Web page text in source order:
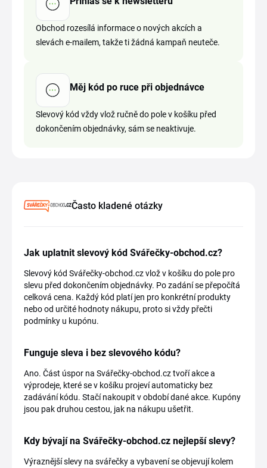
Obchod rozesílá informace o nových akcích a
slevách e-mailem, takže ti žádná kampaň neuteče.
Měj kód po ruce při objednávce
Slevový kód vždy vlož ručně do pole v košíku před
dokončením objednávky, sám se neaktivuje.
Často kladené otázky
Jak uplatnit slevový kód Svářečky-obchod.cz?
Slevový kód Svářečky-obchod.cz vlož v košíku do pole pro
slevu před dokončením objednávky. Po zadání se přepočítá
celková cena. Každý kód platí jen pro konkrétní produkty
nebo od určité hodnoty nákupu, proto si vždy přečti
podmínky u kupónu.
Funguje sleva i bez slevového kódu?
Ano. Část úspor na Svářečky-obchod.cz tvoří akce a
výprodeje, které se v košíku projeví automaticky bez
zadávání kódu. Stačí nakoupit v období dané akce. Kupóny
jsou pak druhou cestou, jak na nákupu ušetřit.
Kdy bývají na Svářečky-obchod.cz nejlepší slevy?
Výraznější slevy na svářečky a vybavení se objevují kolem